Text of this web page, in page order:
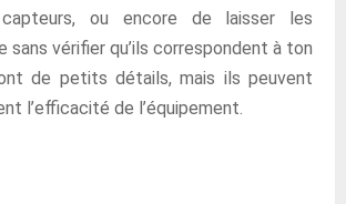
ou encore de laisser les
sans vérifier qu’ils correspondent à ton
de petits détails, mais ils peuvent
l’efficacité de l’équipement.